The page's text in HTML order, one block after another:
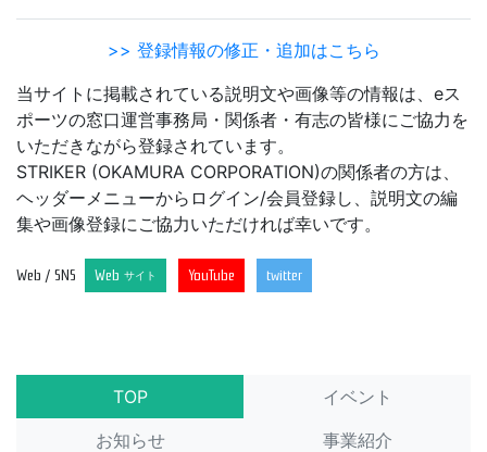
>> 登録情報の修正・追加はこちら
当サイトに掲載されている説明文や画像等の情報は、eス
ポーツの窓口運営事務局・関係者・有志の皆様にご協力を
いただきながら登録されています。
STRIKER (OKAMURA CORPORATION)の関係者の方は、
ヘッダーメニューからログイン/会員登録し、説明文の編
集や画像登録にご協力いただければ幸いです。
Web / SNS Web サイト YouTube twitter
TOP
イベント
お知らせ
事業紹介